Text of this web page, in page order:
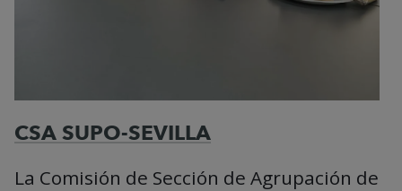
CSA SUPO-SEVILLA
La Comisión de Sección de Agrupación de